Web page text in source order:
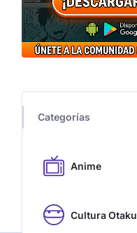
Categorías
Anime
Cultura Otaku